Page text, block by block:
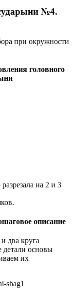
№4.
при окружности
головного
на 2 и 3
описание
два круга
детали основы
их